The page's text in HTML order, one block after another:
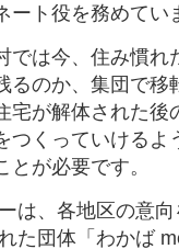
ート役を務めてい
では今、住み慣れ
るのか、集団で移
宅が解体された後
つくっていけるよ
が必要です。
は、 各地区の意
た団体「わかば